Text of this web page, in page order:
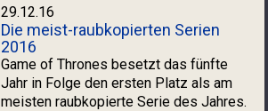
29.12.16
Die meist-raubkopierten Serien
2016
Game of Thrones besetzt das fünfte
Jahr in Folge den ersten Platz als am
meisten raubkopierte Serie des Jahres.